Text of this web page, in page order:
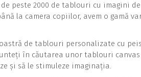
peste 2000 de tablouri cu imagini de
la camera copiilor, avem o gamă
de tablouri personalizate cu
în căutarea unor tablouri canvas
și să le stimuleze imaginația.